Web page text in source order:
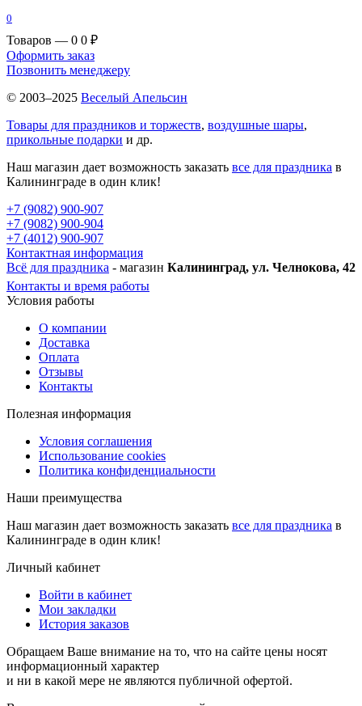
0
Товаров — 0 0 ₽
Оформить заказ
Позвонить менеджеру
© 2003–2025 Веселый Апельсин
Товары для праздников и торжеств, воздушные шары,
прикольные подарки и др.
Наш магазин дает возможность заказать все для праздника в
Калининграде в один клик!
+7 (9082) 900-907
+7 (9082) 900-904
+7 (4012) 900-907
Контактная информация
Всё для праздника - магазин Калининград, ул. Челнокова, 42
Контакты и время работы
Условия работы
О компании
Доставка
Оплата
Отзывы
Контакты
Полезная информация
Условия соглашения
Использование cookies
Политика конфиденциальности
Наши преимущества
Наш магазин дает возможность заказать все для праздника в
Калининграде в один клик!
Личный кабинет
Войти в кабинет
Мои закладки
История заказов
Обращаем Ваше внимание на то, что на сайте цены носят
информационный характер
и ни в какой мере не являются публичной офертой.